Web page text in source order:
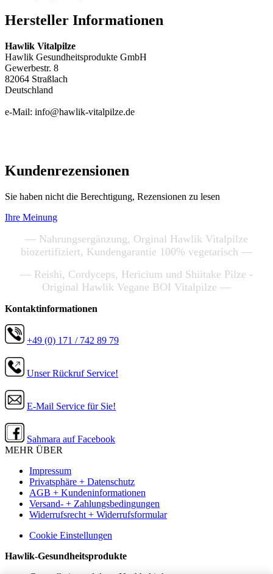
Hersteller Informationen
Hawlik Vitalpilze
Hawlik Gesundheitsprodukte GmbH
Gewerbestr. 8
82064 Straßlach
Deutschland
e-Mail: info@hawlik-vitalpilze.de
Kundenrezensionen
Sie haben nicht die Berechtigung, Rezensionen zu lesen
Ihre Meinung
— Nahrungsergänzung, Orginal Hawlik Vitalpilze
biozertifiziert, Kundengarantie 100% vegetarisch —
— Reishi, Cordyceps, Hericium und Shiitake Pilze -
Original Hawlik Vegane BOI Vitalpilze —
Kontaktinformationen
+49 (0) 171 / 742 89 79
Unser Rückruf Service!
E-Mail Service für Sie!
Sahmara auf Facebook
MEHR ÜBER
Impressum
Privatsphäre + Datenschutz
AGB + Kundeninformationen
Versand- + Zahlungsbedingungen
Widerrufsrecht + Widerrufsformular
Cookie Einstellungen
Hawlik-Gesundheitsprodukte